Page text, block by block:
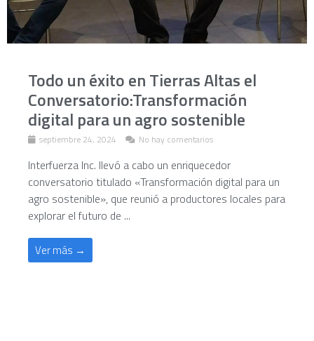
Todo un éxito en Tierras Altas el
Conversatorio:Transformación
digital para un agro sostenible
septiembre 24, 2024 No hay comentarios
Interfuerza Inc. llevó a cabo un enriquecedor
conversatorio titulado «Transformación digital para un
agro sostenible», que reunió a productores locales para
explorar el futuro de ...
Ver más →